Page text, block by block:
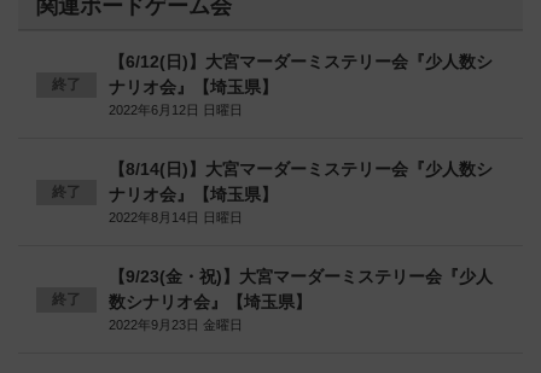
関連ボードゲーム会
終了
【6/12(日)】大宮マーダーミステリー会『少人数シ
ナリオ会』【埼玉県】
2022年6月12日 日曜日
終了
【8/14(日)】大宮マーダーミステリー会『少人数シ
ナリオ会』【埼玉県】
2022年8月14日 日曜日
終了
【9/23(金・祝)】大宮マーダーミステリー会『少人
数シナリオ会』【埼玉県】
2022年9月23日 金曜日